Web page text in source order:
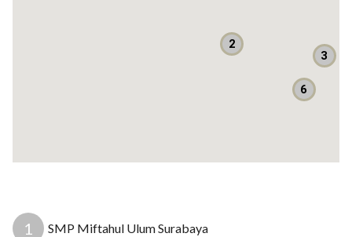
2
3
6
1 SMP Miftahul Ulum Surabaya